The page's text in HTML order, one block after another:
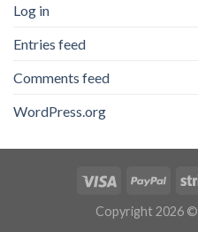
Log in
Entries feed
Comments feed
WordPress.org
Copyright 2026 ©